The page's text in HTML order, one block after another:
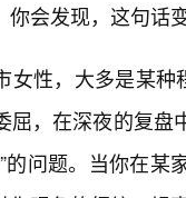
你会发现，这句话
女性，大多是某种
屈，在深夜的复
的问题。当你在